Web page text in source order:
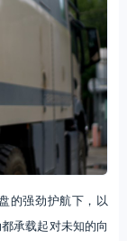
的强劲护航下，以
承载起对未知的向